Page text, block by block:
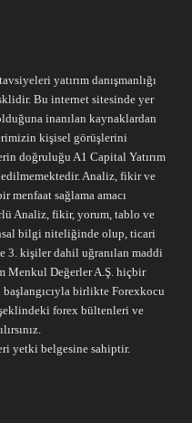
yatırım danışmanlığı
Bu internet sitesinde yer
inanılan kaynaklardan
kişisel görüşlerini
doğruluğu A1 Capital Yatırım
Analiz, fikir ve
menfaat sağlama amacı
Analiz, fikir, yorum, tablo ve
bilgi niteliğinde olup, ticari
3. kişiler dahil uğranılan maddi
Menkul Değerler A.Ş. hiçbir
birlikte Forexkocu
forex bültenleri ve
yetki belgesine sahiptir.